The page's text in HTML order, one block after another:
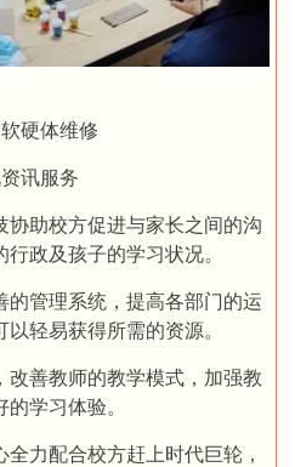
硬体维修
讯服务
协助校方促进与家长之间的沟
政及孩子的学习状况。
的管理系统，提高各部门的运
轻易获得所需的资源。
善教师的教学模式，加强教
学习体验。
力配合校方赶上时代巨轮，